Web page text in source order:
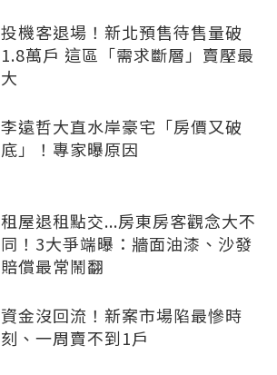
投機客退場！新北預售待售量破
1.8萬戶 這區「需求斷層」賣壓最
大
李遠哲大直水岸豪宅「房價又破
底」！專家曝原因
租屋退租點交...房東房客觀念大不
同！3大爭端曝：牆面油漆、沙發
賠償最常鬧翻
資金沒回流！新案市場陷最慘時
刻、一周賣不到1戶